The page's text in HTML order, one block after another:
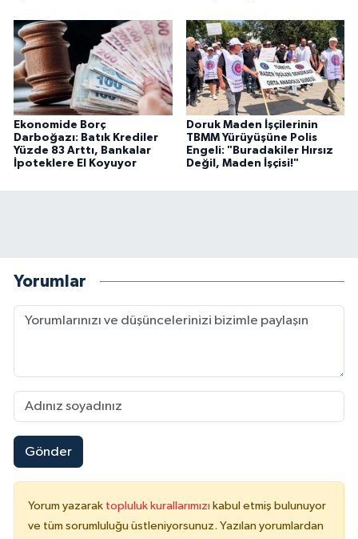
Ekonomide Borç
Darboğazı: Batık Krediler
Yüzde 83 Arttı, Bankalar
İpoteklere El Koyuyor
Doruk Maden İşçilerinin
TBMM Yürüyüşüne Polis
Engeli: "Buradakiler Hırsız
Değil, Maden İşçisi!"
Yorumlar
Gönder
Yorum yazarak topluluk kurallarımızı kabul etmiş bulunuyor
ve tüm sorumluluğu üstleniyorsunuz. Yazılan yorumlardan